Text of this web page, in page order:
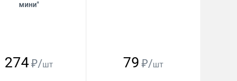
мини"
274₽/шт 79 ₽/шт